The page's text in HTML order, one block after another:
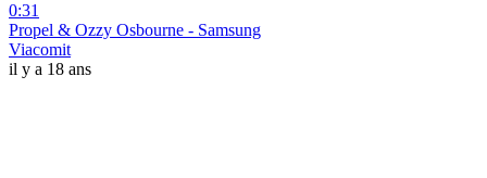
0:31
Propel & Ozzy Osbourne - Samsung
Viacomit
il y a 18 ans